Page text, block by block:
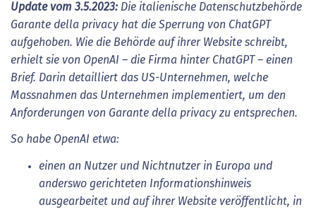
Update vom 3.5.2023: Die italienische Datenschutzbehörde
Garante della privacy hat die Sperrung von ChatGPT
aufgehoben. Wie die Behörde auf ihrer Website schreibt,
erhielt sie von OpenAI – die Firma hinter ChatGPT – einen
Brief. Darin detailliert das US-Unternehmen, welche
Massnahmen das Unternehmen implementiert, um den
Anforderungen von Garante della privacy zu entsprechen.
So habe OpenAI etwa:
einen an Nutzer und Nichtnutzer in Europa und
anderswo gerichteten Informationshinweis
ausgearbeitet und auf ihrer Website veröffentlicht, in